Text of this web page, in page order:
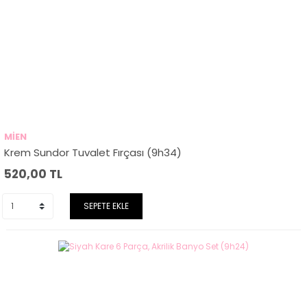
MİEN
Krem Sundor Tuvalet Fırçası (9h34)
520,00 TL
SEPETE EKLE